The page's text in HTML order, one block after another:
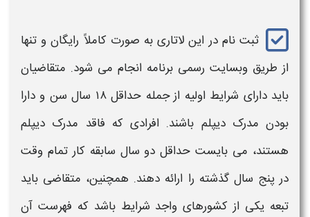
ثبت نام در این لاتاریبه صورت کاملاً رایگان و تنها
از طریق وبسایت رسمی برنامه انجام می شود. متقاضیان
باید دارای شرایط اولیه از جمله حداقل ۱۸
سال سن و دارا
بودن مدرک دیپلم باشند. افرادی که فاقد مدرک دیپلم
هستند، می بایست حداقل دو سال سابقه کار تمام وقت
در پنج سال گذشته را ارائه دهند. همچنین، متقاضی باید
تبعه یکی از کشورهای واجد شرایط باشد که فهرست آن